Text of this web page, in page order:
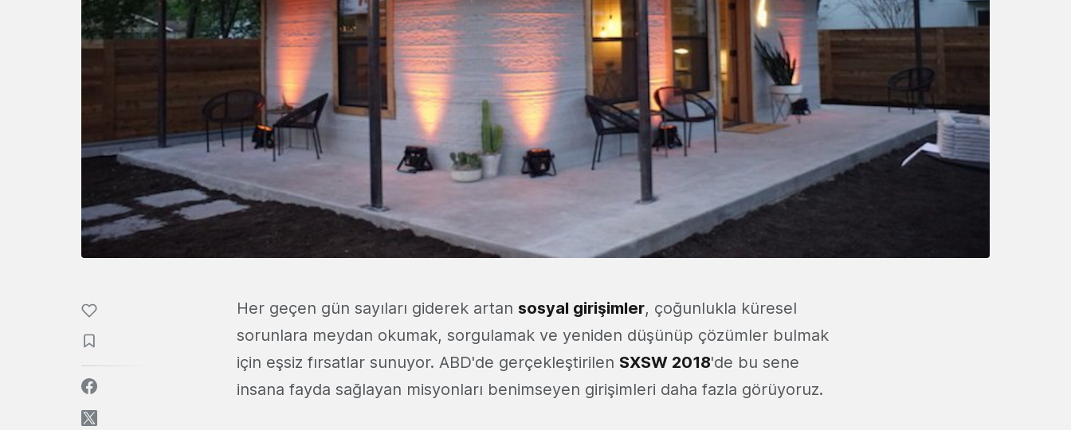
Her geçen gün sayıları giderek artan sosyal girişimler, çoğunlukla küresel
sorunlara meydan okumak, sorgulamak ve yeniden düşünüp çözümler bulmak
için eşsiz fırsatlar sunuyor. ABD'de gerçekleştirilen SXSW 2018'de bu sene
insana fayda sağlayan misyonları benimseyen girişimleri daha fazla görüyoruz.